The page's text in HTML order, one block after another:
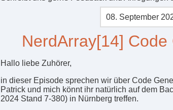
08. September
NerdArray[14] Code
Hallo liebe Zuhörer,
in dieser Episode sprechen wir über Code
Patrick und mich könnt ihr natürlich auf dem
2024 Stand 7-380) in Nürnberg treffen.